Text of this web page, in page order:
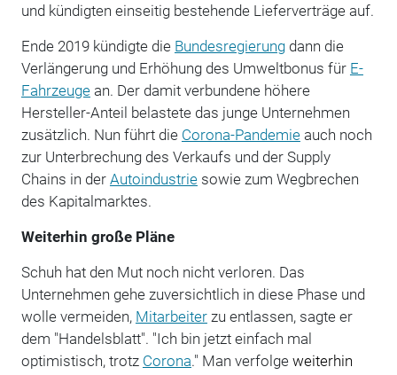
und kündigten einseitig bestehende Lieferverträge auf.
Ende 2019 kündigte die Bundesregierungdann die
Verlängerung und Erhöhung des Umweltbonus für E-
Fahrzeugean. Der damit verbundene höhere
Hersteller-Anteil belastete das junge Unternehmen
zusätzlich. Nun führt die Corona-Pandemieauch noch
zur Unterbrechung des Verkaufs und der Supply
Chains in der Autoindustriesowie zum Wegbrechen
des Kapitalmarktes.
Weiterhin große Pläne
Schuh hat den Mut noch nicht verloren. Das
Unternehmen gehe zuversichtlich in diese Phase und
wolle vermeiden, Mitarbeiterzu entlassen, sagte er
dem "Handelsblatt". "Ich bin jetzt einfach mal
optimistisch, trotz Corona." Man verfolge weiterhin